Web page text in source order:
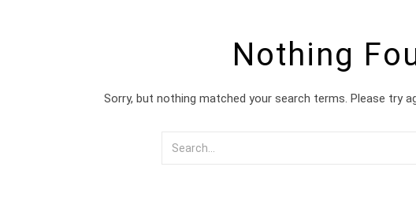
Nothing
Sorry, but nothing matched your search terms. Please try